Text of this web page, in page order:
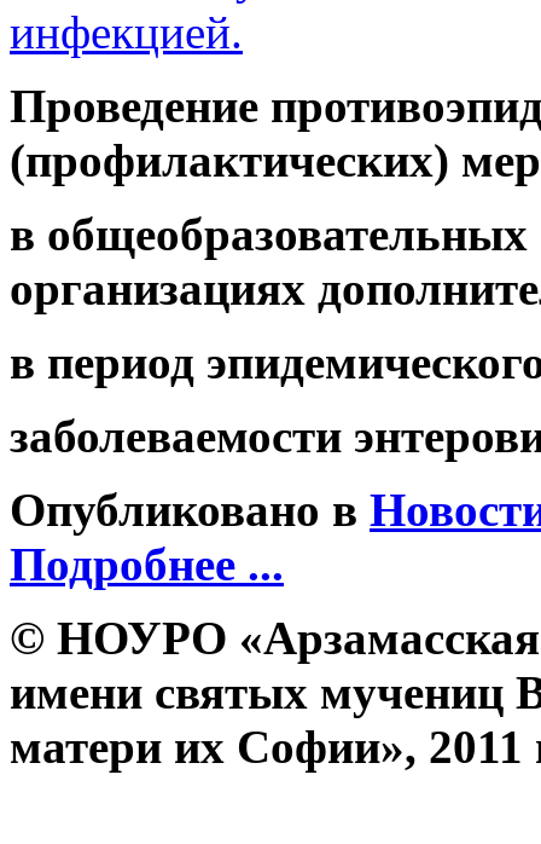
Проведение
(профилактических)
в
организациях
в период
заболеваемости
Опубликовано в
Подробнее ...
© НОУРО «Арзамасская
имени святых
матери их Софии», 2011